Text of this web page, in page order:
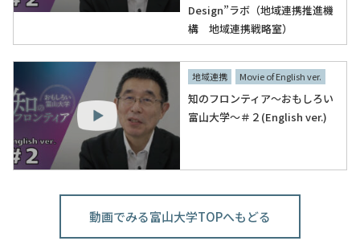
Design”ラボ（地域連携推進機
構 地域連携戦略室）
地域連携 Movie of English ver.
知のフロンティア～おもしろい
富山大学～＃２(English ver.)
動画でみる富山大学TOPへもどる